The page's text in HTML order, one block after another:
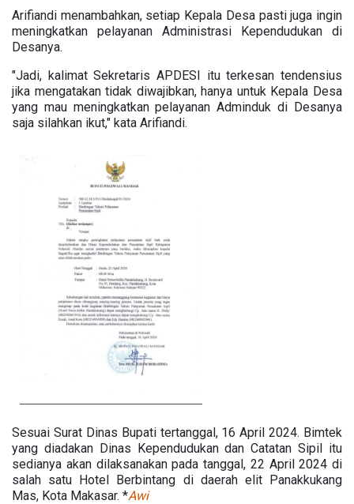
Arifiandi menambahkan, setiap Kepala Desa pasti juga ingin
meningkatkan pelayanan Administrasi Kependudukan di
Desanya.
"Jadi, kalimat Sekretaris APDESI itu terkesan tendensius
jika mengatakan tidak diwajibkan, hanya untuk Kepala Desa
yang mau meningkatkan pelayanan Adminduk di Desanya
saja silahkan ikut," kata Arifiandi.
Sesuai Surat Dinas Bupati tertanggal, 16 April 2024. Bimtek
yang diadakan Dinas Kependudukan dan Catatan Sipil itu
sedianya akan dilaksanakan pada tanggal, 22 April 2024 di
salah satu Hotel Berbintang di daerah elit Panakkukang
Mas, Kota Makasar. *Awi